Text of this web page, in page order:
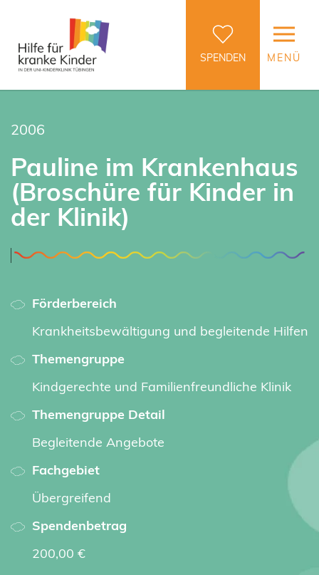
SPENDEN MENÜ
2006
Pauline im Krankenhaus
(Broschüre für Kinder in
der Klinik)
Förderbereich
Krankheitsbewältigung und begleitende Hilfen
Themengruppe
Kindgerechte und Familienfreundliche Klinik
Themengruppe Detail
Begleitende Angebote
Fachgebiet
Übergreifend
Spendenbetrag
200,00 €